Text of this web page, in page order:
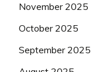
November 2025
October 2025
September 2025